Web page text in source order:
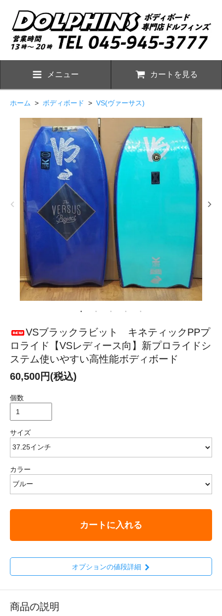
メニュー カートを見る
ホーム > ボディボード > VS(ヴァーサス)
VSブラックラビット キネティックPPプ
ロライド【VSレディース向】新プロライドシ
ステム使いやすい高性能ボディボード
60,500円(税込)
個数
サイズ
カラー
カートに入れる
オプションの値段詳細
商品の説明